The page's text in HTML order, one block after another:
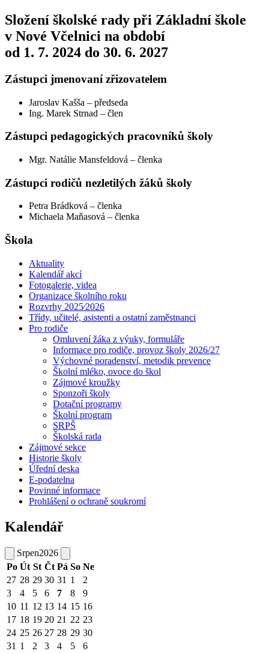
Složení školské rady při Základní škole
v Nové Včelnici na období
od 1. 7. 2024 do 30. 6. 2027
Zástupci jmenovaní zřizovatelem
Jaroslav Kašša – předseda
Ing. Marek Strnad – člen
Zástupci pedagogických pracovníků školy
Mgr. Natálie Mansfeldová – členka
Zástupci rodičů nezletilých žáků školy
Petra Brádková – členka
Michaela Maňasová – členka
Škola
Aktuality
Kalendář akcí
Fotogalerie, videa
Organizace školního roku
Rozvrhy 2025⁄2026
Třídy, učitelé, asistenti a ostatní zaměstnanci
Pro rodiče
Omluvení žáka z výuky, formuláře
Informace pro rodiče, provoz školy 2026/27
Výchovné poradenství, metodik prevence
Školní mléko, ovoce do škol
Zájmové kroužky
Sponzoři školy
Dotační programy
Školní program
SRPŠ
Školská rada
Zájmové sekce
Historie školy
Úřední deska
E-podatelna
Povinné informace
Prohlášení o ochraně soukromí
Kalendář
Srpen2026
Po Út St Čt Pá So Ne
27 28 29 30 31 1
2
3
4 5 6 7 8
9
10 11 12 13 14 15 16
17 18 19 20 21 22 23
24 25 26 27 28 29 30
31 1 2 3 4 5 6